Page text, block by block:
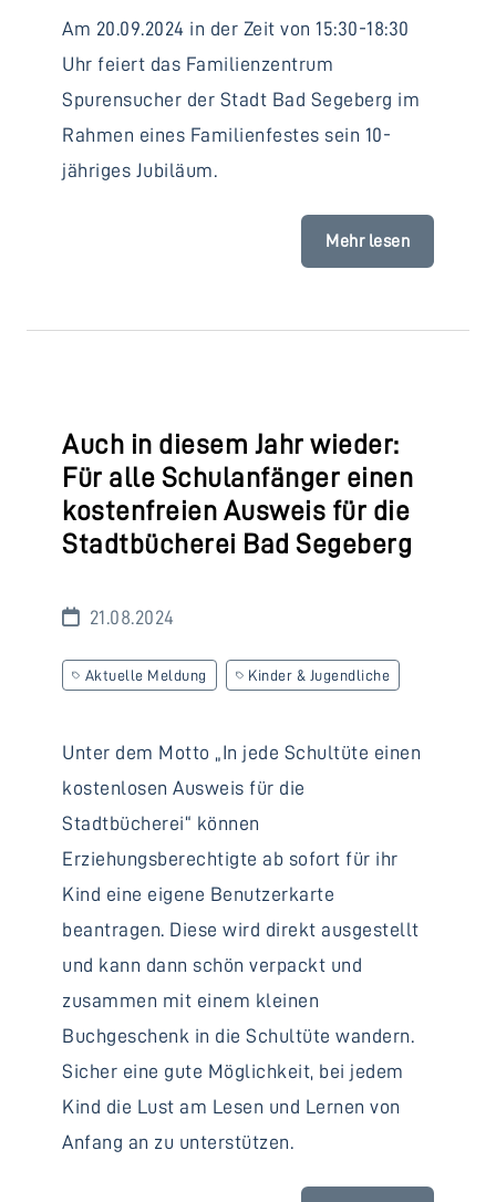
Am 20.09.2024 in der Zeit von 15:30-18:30
Uhr feiert das Familienzentrum
Spurensucher der Stadt Bad Segeberg im
Rahmen eines Familienfestes sein 10-
jähriges Jubiläum.
Mehr lesen
Auch in diesem Jahr wieder:
Für alle Schulanfänger einen
kostenfreien Ausweis für die
Stadtbücherei Bad Segeberg
21.08.2024
Aktuelle Meldung Kinder & Jugendliche
Unter dem Motto „In jede Schultüte einen
kostenlosen Ausweis für die
Stadtbücherei“ können
Erziehungsberechtigte ab sofort für ihr
Kind eine eigene Benutzerkarte
beantragen. Diese wird direkt ausgestellt
und kann dann schön verpackt und
zusammen mit einem kleinen
Buchgeschenk in die Schultüte wandern.
Sicher eine gute Möglichkeit, bei jedem
Kind die Lust am Lesen und Lernen von
Anfang an zu unterstützen.